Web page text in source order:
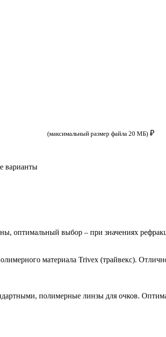
(максимальный размер файла 20 МБ) ₽
варианты
оптимальный выбор – при значениях
материала Trivex (трайвекс).
полимерные линзы для очков.